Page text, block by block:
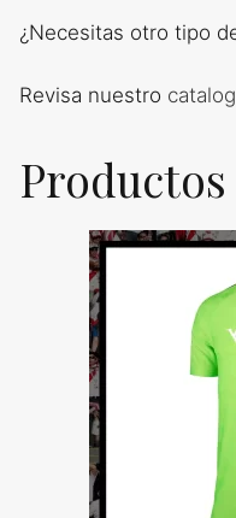
¿Necesitas otro tipo
Revisa nuestro